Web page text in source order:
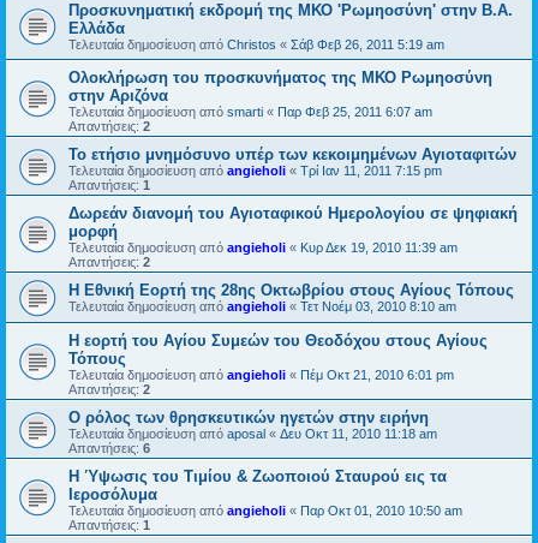
Προσκυνηματική εκδρομή της ΜΚΟ 'Ρωμηοσύνη' στην Β.Α.
Ελλάδα
Τελευταία δημοσίευση από Christos « Σάβ Φεβ 26, 2011 5:19 am
Ολοκλήρωση του προσκυνήματος της ΜΚΟ Ρωμηοσύνη
στην Αριζόνα
Τελευταία δημοσίευση από smarti « Παρ Φεβ 25, 2011 6:07 am
Απαντήσεις: 2
Το ετήσιο μνημόσυνο υπέρ των κεκοιμημένων Αγιοταφιτών
Τελευταία δημοσίευση από angieholi « Τρί Ιαν 11, 2011 7:15 pm
Απαντήσεις: 1
Δωρεάν διανομή του Αγιοταφικού Ημερολογίου σε ψηφιακή
μορφή
Τελευταία δημοσίευση από angieholi « Κυρ Δεκ 19, 2010 11:39 am
Απαντήσεις: 2
Η Εθνική Εορτή της 28ης Οκτωβρίου στους Αγίους Τόπους
Τελευταία δημοσίευση από angieholi « Τετ Νοέμ 03, 2010 8:10 am
Η εορτή του Αγίου Συμεών του Θεοδόχου στους Αγίους
Τόπους
Τελευταία δημοσίευση από angieholi « Πέμ Οκτ 21, 2010 6:01 pm
Απαντήσεις: 2
O ρόλος των θρησκευτικών ηγετών στην ειρήνη
Τελευταία δημοσίευση από aposal « Δευ Οκτ 11, 2010 11:18 am
Απαντήσεις: 6
Η Ύψωσις του Τιμίου & Ζωοποιού Σταυρού εις τα
Ιεροσόλυμα
Τελευταία δημοσίευση από angieholi « Παρ Οκτ 01, 2010 10:50 am
Απαντήσεις: 1